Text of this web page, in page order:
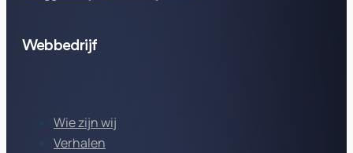
Webbedrijf
Wie zijn wij
Verhalen